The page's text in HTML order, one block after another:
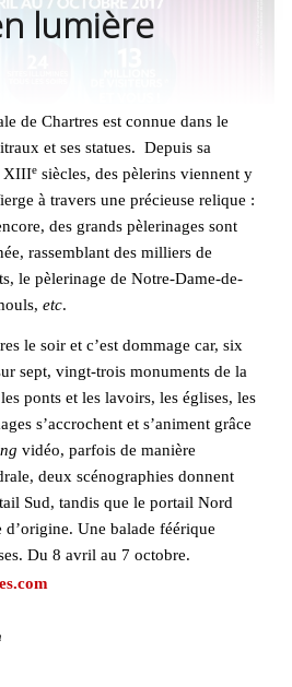
lumière
de Chartres est connue dans le
et ses statues. Depuis sa
XIIIe siècles, des pèlerins viennent y
à travers une précieuse relique :
des grands pèlerinages sont
rassemblant des milliers de
le pèlerinage de Notre-Dame-de-
etc.
le soir et c’est dommage car, six
sept, vingt-trois monuments de la
ponts et les lavoirs, les églises, les
s’accrochent et s’animent grâce
vidéo, parfois de manière
deux scénographies donnent
Sud, tandis que le portail Nord
Une balade féérique
Du 8 avril au 7 octobre.